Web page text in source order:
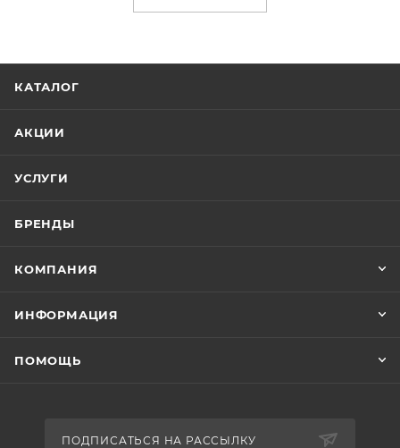
КАТАЛОГ
АКЦИИ
УСЛУГИ
БРЕНДЫ
КОМПАНИЯ
ИНФОРМАЦИЯ
ПОМОЩЬ
ПОДПИСАТЬСЯ НА РАССЫЛКУ